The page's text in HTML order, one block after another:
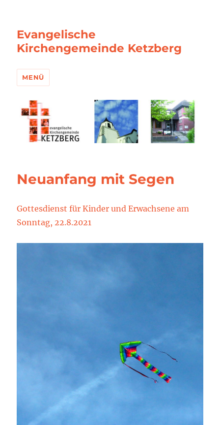
Evangelische
Kirchengemeinde Ketzberg
MENÜ
Neuanfang mit Segen
Gottesdienst für Kinder und Erwachsene am
Sonntag, 22.8.2021